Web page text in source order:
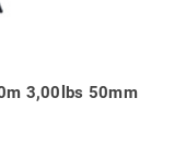
3,00lbs 50mm